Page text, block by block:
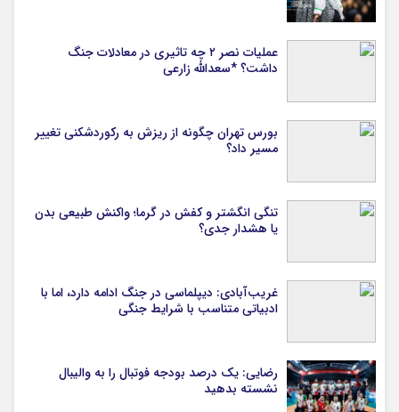
عملیات نصر ۲ چه تاثیری در معادلات جنگ
داشت؟ *سعدالله زارعی
بورس تهران چگونه از ریزش به رکوردشکنی تغییر
مسیر داد؟
تنگی انگشتر و کفش در گرما؛ واکنش طبیعی بدن
یا هشدار جدی؟
غریب‌آبادی: دیپلماسی در جنگ ادامه دارد، اما با
ادبیاتی متناسب با شرایط جنگی
رضایی: یک درصد بودجه فوتبال را به والیبال
نشسته بدهید